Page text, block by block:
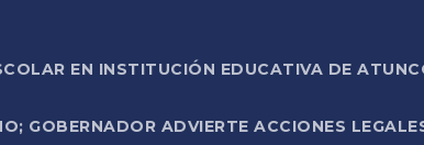
EN INSTITUCIÓN EDUCATIVA DE
GOBERNADOR ADVIERTE ACCIONES